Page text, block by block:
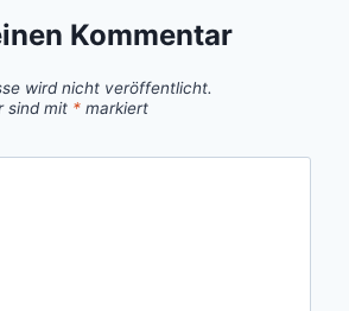
Kommentar
wird nicht veröffentlicht.
sind mit * markiert